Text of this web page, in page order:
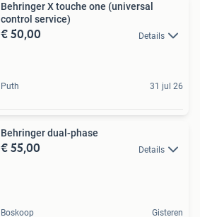
Behringer X touche one (universal
control service)
€ 50,00 Details
Puth 31 jul 26
Behringer dual-phase
€ 55,00 Details
Boskoop Gisteren